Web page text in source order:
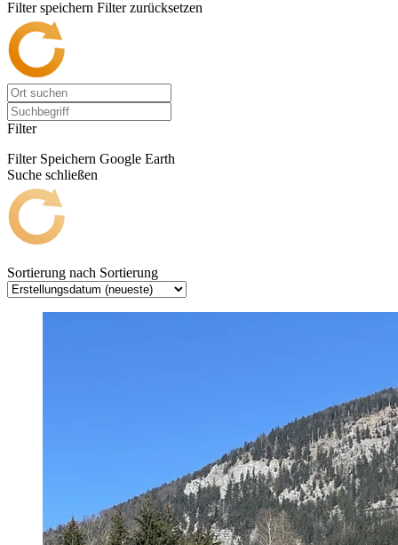
Filter speichern Filter zurücksetzen
Filter
Filter Speichern Google Earth
Suche schließen
Sortierung nach Sortierung